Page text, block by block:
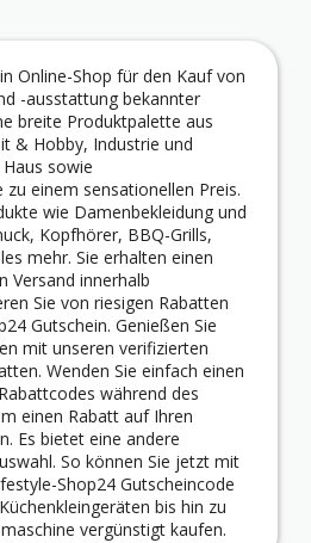
Online-Shop für den Kauf von
-ausstattung bekannter
breite Produktpalette aus
& Hobby, Industrie und
sowie
einem sensationellen Preis.
wie Damenbekleidung und
Kopfhörer, BBQ-Grills,
mehr. Sie erhalten einen
Versand innerhalb
Sie von riesigen Rabatten
Gutschein. Genießen Sie
mit unseren verifizierten
Wenden Sie einfach einen
während des
einen Rabatt auf Ihren
Es bietet eine andere
So können Sie jetzt mit
Shop24 Gutscheincode
bis hin zu
vergünstigt kaufen.